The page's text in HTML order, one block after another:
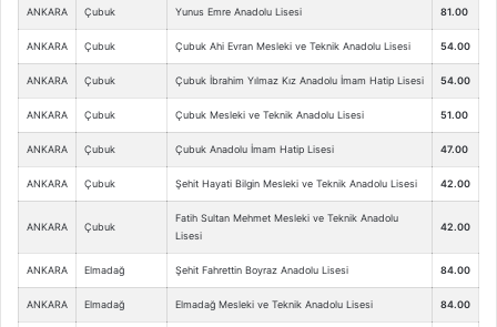
ANKARA Çubuk Yunus Emre Anadolu Lisesi 81.00
ANKARA Çubuk Çubuk Ahi Evran Mesleki ve Teknik Anadolu Lisesi 54.00
ANKARA Çubuk Çubuk İbrahim Yılmaz Kız Anadolu İmam Hatip Lisesi 54.00
ANKARA Çubuk Çubuk Mesleki ve Teknik Anadolu Lisesi 51.00
ANKARA Çubuk Çubuk Anadolu İmam Hatip Lisesi 47.00
ANKARA Çubuk Şehit Hayati Bilgin Mesleki ve Teknik Anadolu Lisesi 42.00
ANKARA Çubuk
Fatih Sultan Mehmet Mesleki ve Teknik Anadolu
Lisesi
42.00
ANKARA Elmadağ Şehit Fahrettin Boyraz Anadolu Lisesi 84.00
ANKARA Elmadağ Elmadağ Mesleki ve Teknik Anadolu Lisesi 84.00